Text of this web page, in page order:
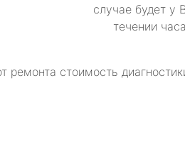
случае будет у
течении
ремонта стоимость